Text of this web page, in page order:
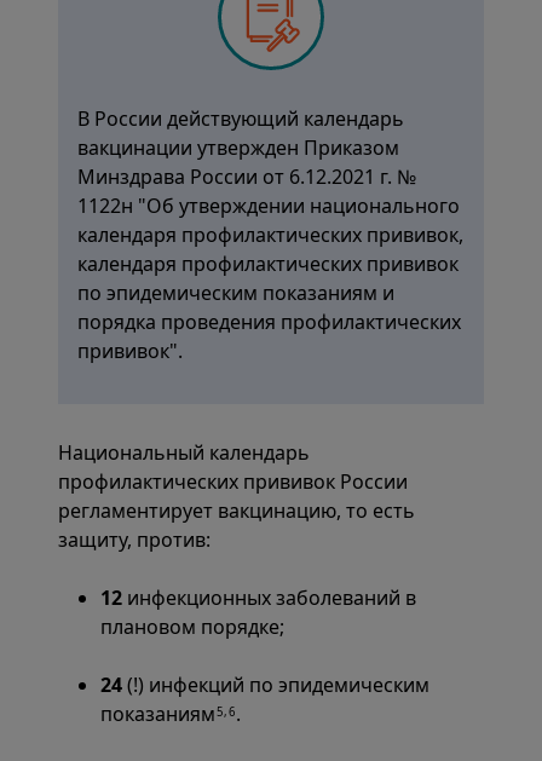
В России действующий календарь
вакцинации утвержден Приказом
Минздрава России от 6.12.2021 г. №
1122н "Об утверждении национального
календаря профилактических прививок,
календаря профилактических прививок
по эпидемическим показаниям и
порядка проведения профилактических
прививок".
Национальный календарь
профилактических прививок России
регламентирует вакцинацию, то есть
защиту, против:
12 инфекционных заболеваний в
плановом порядке;
24(!) инфекций по эпидемическим
показаниям5,6.